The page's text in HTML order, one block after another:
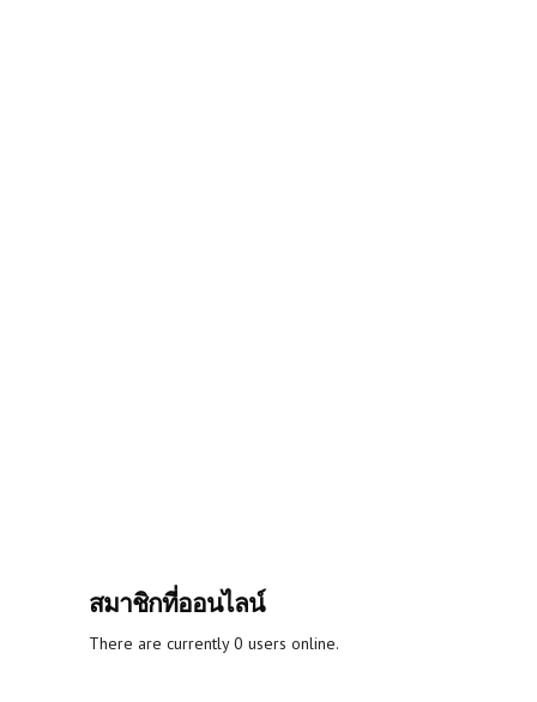
สมาชิกที่ออนไลน์
There are currently 0 users online.